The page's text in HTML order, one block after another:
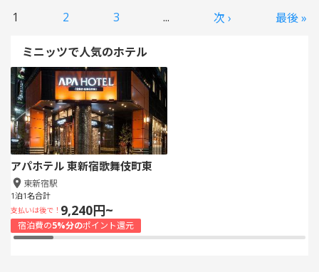
1 2 3 ... 次 › 最後 »
ミニッツで人気のホテル
アパホテル 東新宿歌舞伎町東
東新宿駅
1泊1名合計
支払いは後で！ 9,240円~
宿泊費の5%分のポイント還元